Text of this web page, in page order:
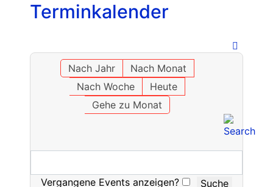
Terminkalender
Nach Jahr
Nach Monat
Nach Woche
Heute
Gehe zu Monat
Vergangene Events anzeigen?